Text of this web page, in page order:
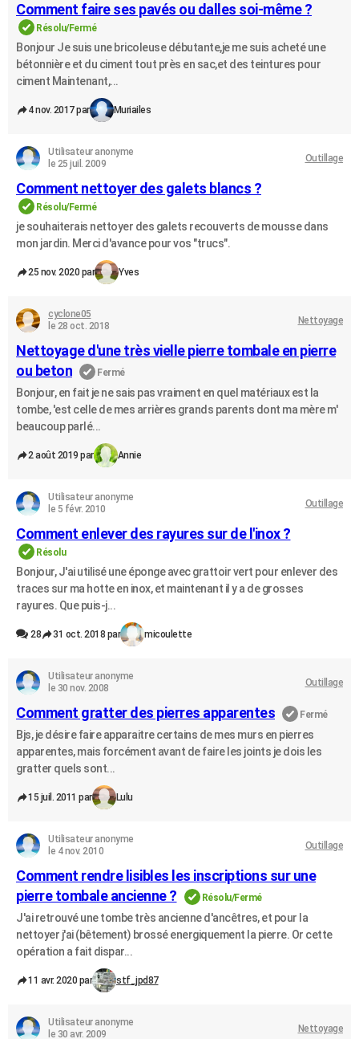
Comment faire ses pavés ou dalles soi-même ?
Résolu/Fermé
Bonjour Je suis une bricoleuse débutante,je me suis acheté une
bétonnière et du ciment tout près en sac,et des teintures pour
ciment Maintenant,...
4 nov. 2017 par Muriailes
Utilisateur anonyme
le 25 juil. 2009
Outillage
Comment nettoyer des galets blancs ?
Résolu/Fermé
je souhaiterais nettoyer des galets recouverts de mousse dans
mon jardin. Merci d'avance pour vos "trucs".
25 nov. 2020 par Yves
cyclone05
le 28 oct. 2018
Nettoyage
Nettoyage d'une très vielle pierre tombale en pierre
ou beton
Fermé
Bonjour, en fait je ne sais pas vraiment en quel matériaux est la
tombe, 'est celle de mes arrières grands parents dont ma mère m'
beaucoup parlé...
2 août 2019 par Annie
Utilisateur anonyme
le 5 févr. 2010
Outillage
Comment enlever des rayures sur de l'inox ?
Résolu
Bonjour, J'ai utilisé une éponge avec grattoir vert pour enlever des
traces sur ma hotte en inox, et maintenant il y a de grosses
rayures. Que puis-j...
28 31 oct. 2018 par micoulette
Utilisateur anonyme
le 30 nov. 2008
Outillage
Comment gratter des pierres apparentes Fermé
Bjs, je désire faire apparaitre certains de mes murs en pierres
apparentes, mais forcément avant de faire les joints je dois les
gratter quels sont...
15 juil. 2011 par Lulu
Utilisateur anonyme
le 4 nov. 2010
Outillage
Comment rendre lisibles les inscriptions sur une
pierre tombale ancienne ?
Résolu/Fermé
J'ai retrouvé une tombe très ancienne d'ancêtres, et pour la
nettoyer j'ai (bêtement) brossé energiquement la pierre. Or cette
opération a fait dispar...
11 avr. 2020 par stf_jpd87
Utilisateur anonyme
le 30 avr. 2009
Nettoyage